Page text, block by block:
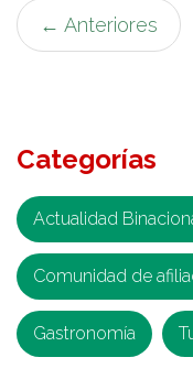
← Anteriores
Categorías
Actualidad
Comunidad de
Gastronomía